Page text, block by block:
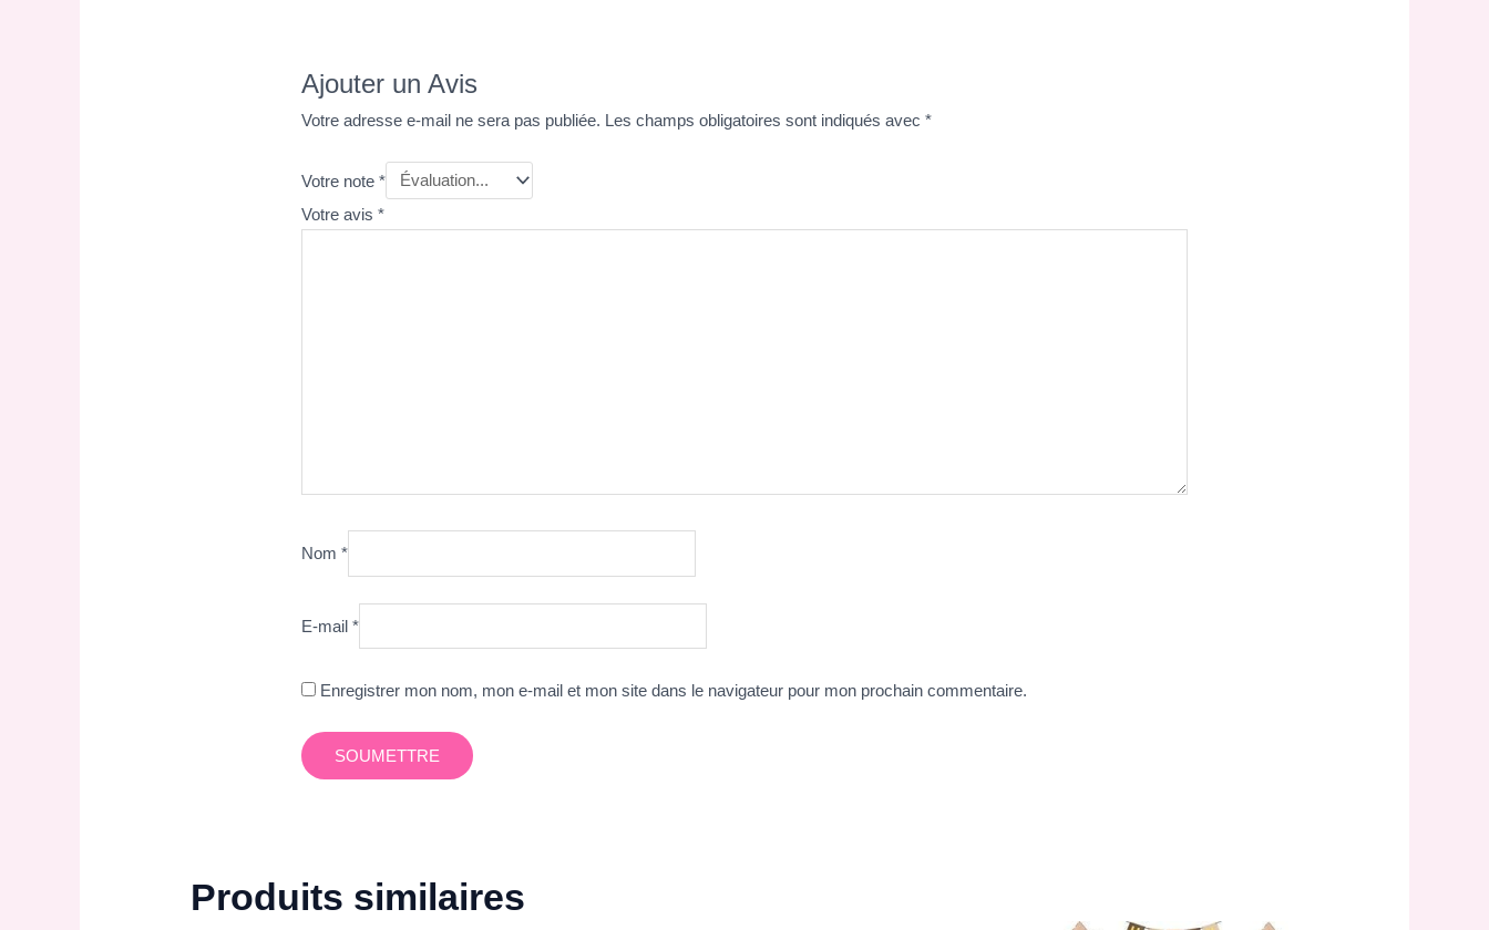
Ajouter un Avis
Votre adresse e-mail ne sera pas publiée. Les champs obligatoires sont indiqués avec*
Votre note*
Votre avis*
Nom*
E-mail*
Enregistrer mon nom, mon e-mail et mon site dans le navigateur pour mon prochain commentaire.
Produits similaires